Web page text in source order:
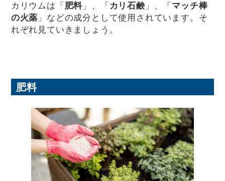
カリウムは「 肥料 」、「 カリ石鹸 」、「 マッチ棒
の火薬 」などの成分として使用されています。そ
れぞれ見ていきましょう。
肥料